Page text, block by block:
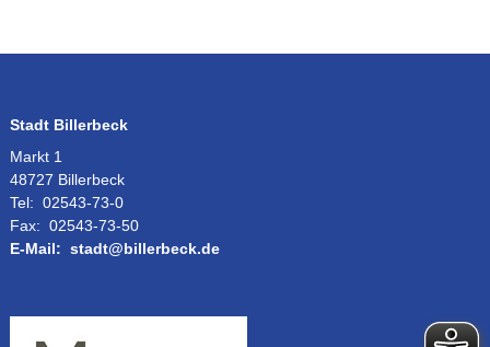
Stadt Billerbeck
Markt 1
48727 Billerbeck
Tel: 02543-73-0
Fax: 02543-73-50
E-Mail: stadt@billerbeck.de